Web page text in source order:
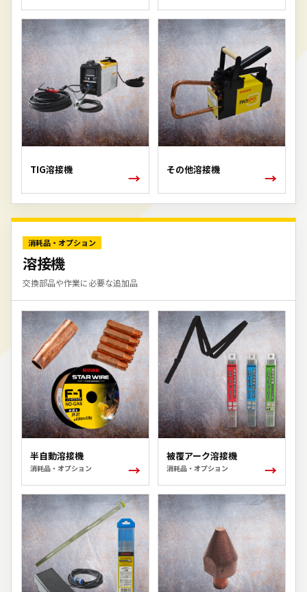
TIG溶接機 → その他溶接機 →
消耗品・オプション
溶接機
交換部品や作業に必要な追加品
半自動溶接機
消耗品・オプション →
被覆アーク溶接機
消耗品・オプション →